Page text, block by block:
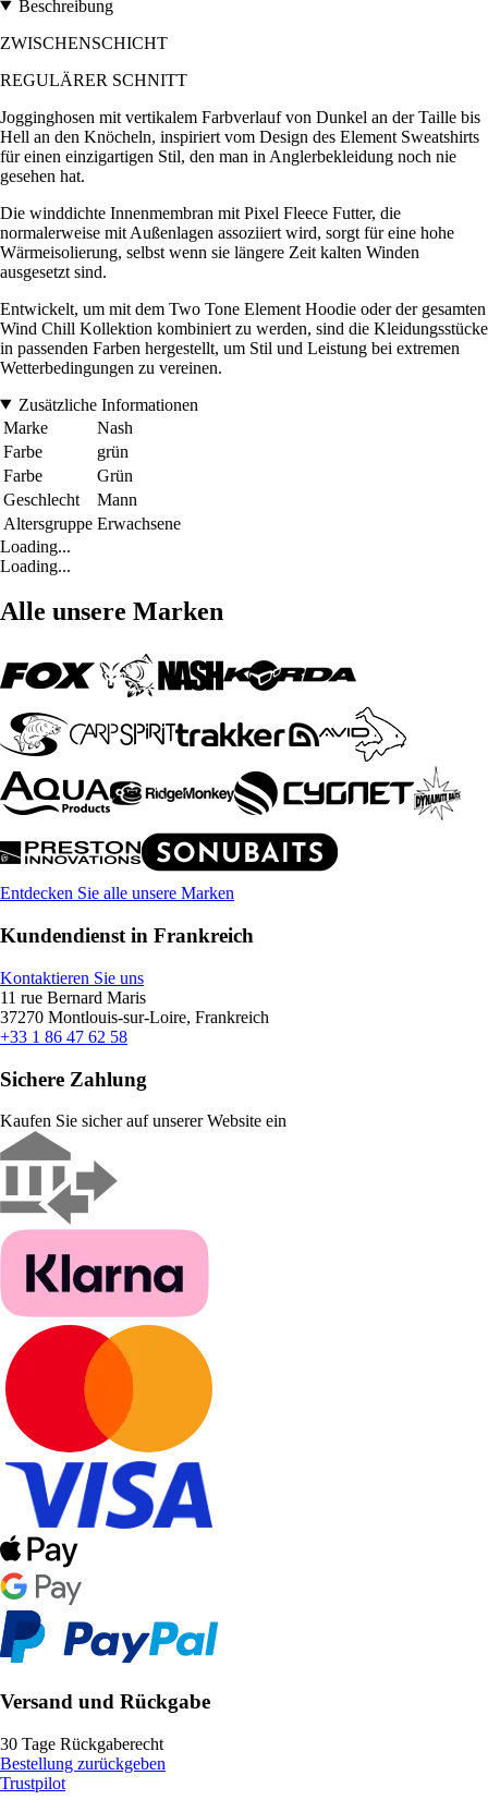
Beschreibung
ZWISCHENSCHICHT
REGULÄRER SCHNITT
Jogginghosen mit vertikalem Farbverlauf von Dunkel an der Taille bis
Hell an den Knöcheln, inspiriert vom Design des Element Sweatshirts
für einen einzigartigen Stil, den man in Anglerbekleidung noch nie
gesehen hat.
Die winddichte Innenmembran mit Pixel Fleece Futter, die
normalerweise mit Außenlagen assoziiert wird, sorgt für eine hohe
Wärmeisolierung, selbst wenn sie längere Zeit kalten Winden
ausgesetzt sind.
Entwickelt, um mit dem Two Tone Element Hoodie oder der gesamten
Wind Chill Kollektion kombiniert zu werden, sind die Kleidungsstücke
in passenden Farben hergestellt, um Stil und Leistung bei extremen
Wetterbedingungen zu vereinen.
Zusätzliche Informationen
Marke
Nash
Farbe
grün
Farbe
Grün
Geschlecht
Mann
Altersgruppe Erwachsene
Loading...
Loading...
Alle unsere Marken
Entdecken Sie alle unsere Marken
Kundendienst in Frankreich
Kontaktieren Sie uns
11 rue Bernard Maris
37270 Montlouis-sur-Loire, Frankreich
+33 1 86 47 62 58
Sichere Zahlung
Kaufen Sie sicher auf unserer Website ein
Versand und Rückgabe
30 Tage Rückgaberecht
Bestellung zurückgeben
Trustpilot